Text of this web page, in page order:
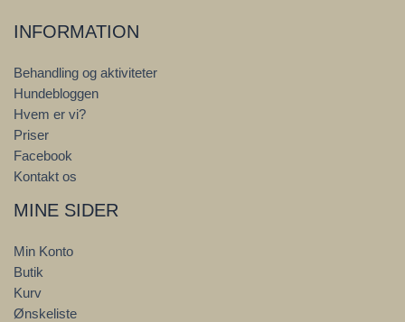
INFORMATION
Behandling og aktiviteter
Hundebloggen
Hvem er vi?
Priser
Facebook
Kontakt os
MINE SIDER
Min Konto
Butik
Kurv
Ønskeliste